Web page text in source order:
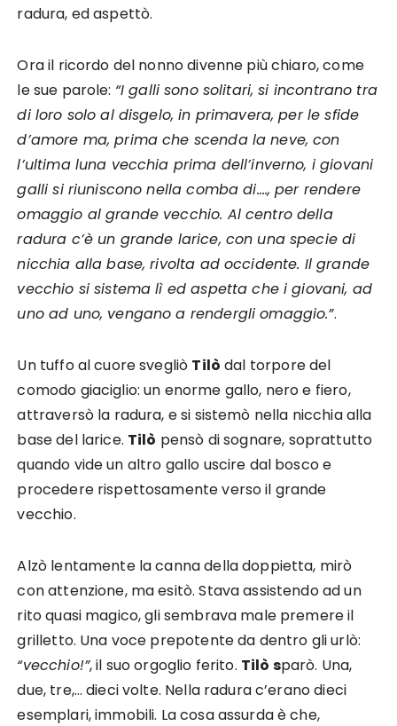
radura, ed aspettò.
Ora il ricordo del nonno divenne più chiaro, come
le sue parole: “I galli sono solitari, si incontrano tra
di loro solo al disgelo, in primavera, per le sfide
d’amore ma, prima che scenda la neve, con
l’ultima luna vecchia prima dell’inverno, i giovani
galli si riuniscono nella comba di…., per rendere
omaggio al grande vecchio. Al centro della
radura c’è un grande larice, con una specie di
nicchia alla base, rivolta ad occidente. Il grande
vecchio si sistema lì ed aspetta che i giovani, ad
uno ad uno, vengano a rendergli omaggio.”.
Un tuffo al cuore svegliò Tilò dal torpore del
comodo giaciglio: un enorme gallo, nero e fiero,
attraversò la radura, e si sistemò nella nicchia alla
base del larice. Tilò pensò di sognare, soprattutto
quando vide un altro gallo uscire dal bosco e
procedere rispettosamente verso il grande
vecchio.
Alzò lentamente la canna della doppietta, mirò
con attenzione, ma esitò. Stava assistendo ad un
rito quasi magico, gli sembrava male premere il
grilletto. Una voce prepotente da dentro gli urlò:
“vecchio!”, il suo orgoglio ferito. Tilò sparò. Una,
due, tre,… dieci volte. Nella radura c’erano dieci
esemplari, immobili. La cosa assurda è che,